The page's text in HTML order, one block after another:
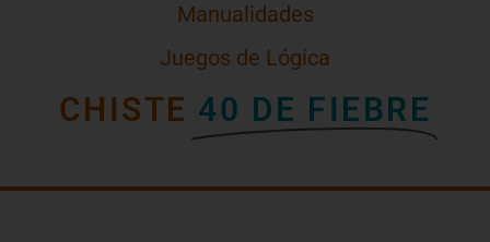
Manualidades
Juegos de Lógica
CHISTE 40 DE FIEBRE